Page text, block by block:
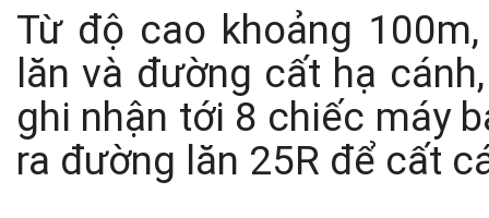
Từ độ cao khoảng
lăn và đường cất hạ
ghi nhận tới 8 chiếc máy
ra đường lăn 25R để cất